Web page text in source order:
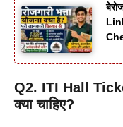
Q2. ITI Hall
क्या चाहिए?